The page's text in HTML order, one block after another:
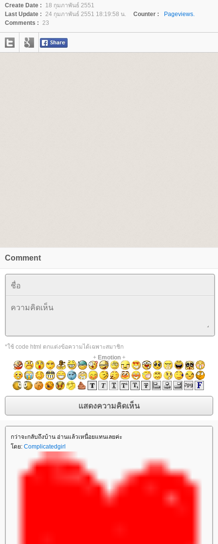
Create Date :
18 กุมภาพันธ์ 2551
Last Update : 24 กุมภาพันธ์ 2551 18:19:58 น. Counter :
Pageviews.
Comments : 23
Comment
*ใช้ code html ตกแต่งข้อความได้เฉพาะสมาชิก
+ Emotion+
กว่าจะกลับถึงบ้าน อ่านแล้วเหนื่อยแทนเลยค่ะ
ดย: Complicatedgirl